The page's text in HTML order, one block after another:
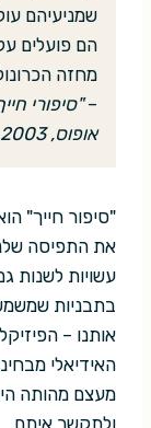
שמניעיהם
הם פועלים
מחזה
–"סיפורי
אופוס, 2003. מאנגלית: רחביה ברמן. ע' 133.
"סיפור חייך"
את התפיסה
עשויות לשנות
בתבניות
אותנו –
האידיאלי
מעצם מהותה